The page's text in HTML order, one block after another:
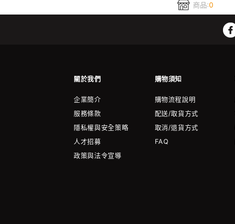
商品:0
關於我們 購物須知
企業簡介
服務條款
隱私權與安全策略
人才招募
政策與法令宣導
購物流程說明
配送/取貨方式
取消/退貨方式
FAQ